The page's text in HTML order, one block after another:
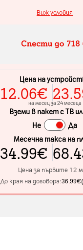
Виж условия
Цена на
12.06€
на месец за 24 месеца
Вземи в пакет с ТВ
Не
Да
Месечна такса на
34.99€
Цена за първите 12
До края на договора:36.99€(